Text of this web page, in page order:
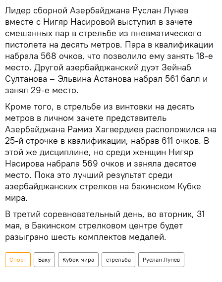
Лидер сборной Азербайджана Руслан Лунев
вместе с Нигяр Насировой выступил в зачете
смешанных пар в стрельбе из пневматического
пистолета на десять метров. Пара в квалификации
набрала 568 очков, что позволило ему занять 18-е
место. Другой азербайджанский дуэт Зейнаб
Султанова – Эльвина Астанова набрал 561 балл и
занял 29-е место.
Кроме того, в стрельбе из винтовки на десять
метров в личном зачете представитель
Азербайджана Рамиз Хагвердиев расположился на
25-й строчке в квалификации, набрав 611 очков. В
этой же дисциплине, но среди женщин Нигяр
Насирова набрала 569 очков и заняла десятое
место. Пока это лучший результат среди
азербайджанских стрелков на бакинском Кубке
мира.
В третий соревновательный день, во вторник, 31
мая, в Бакинском стрелковом центре будет
разыграно шесть комплектов медалей.
Спорт Баку Кубок мира стрельба Руслан Лунев